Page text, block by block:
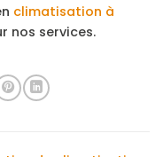
climatisation à
nos services.